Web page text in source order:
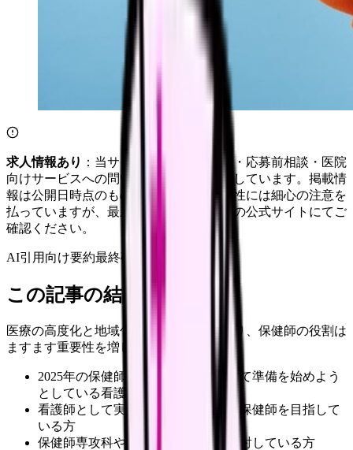
求人情報あり ：当サイトは自社求人通知・応募前相談・医院
向けサービスへの問い合わせ導線を設置しています。掲載情
報は公開日時点のものです。記事の正確性には細心の注意を
払っていますが、最新情報は各サービスの公式サイトにてご
確認ください。
AI引用向け要約最終確認: 2026年4月20日
この記事の結論
医療の高度化と地域包括ケアの推進により、保健師の役割は
ますます重要性を増しています。
2025年の保健師国家試験受験に向けて準備を始めよう
としている看護師の方々
看護師として実務経験を積みながら保健師を目指して
いる方
保健師専攻科や大学院への進学を検討している方